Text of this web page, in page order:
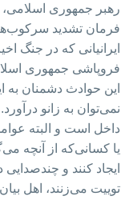
رهبر جمهوری
فرمان تشدید
ایرانیانی که در جنگ
فروپاشی جمهوری
این حوادث دشمنان به
نمی‌توان به زانو
داخل است و البته
یا کسانی‌که از آنچه
ایجاد کنند و
توییت می‌زنند، اهل